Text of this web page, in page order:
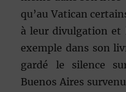
qu’au Vatican
à leur divulgation
exemple dans son
gardé le silence
Buenos Aires